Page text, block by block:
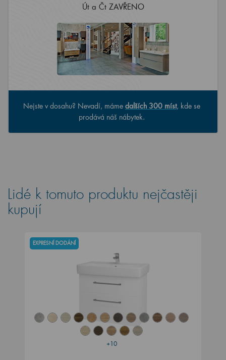
Út a Čt ZAVŘENO
Nejste v dosahu? Nevadí, máme dalších 300 míst, kde se
prodává náš nábytek.
Lidé k tomuto produktu nejčastěji
kupují
+10
EXPRESNÍ DODÁNÍ